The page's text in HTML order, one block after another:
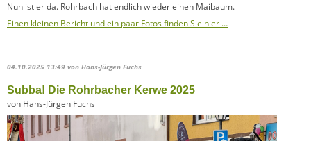
Nun ist er da. Rohrbach hat endlich wieder einen Maibaum.
Einen kleinen Bericht und ein paar Fotos finden Sie hier …
04.10.2025 13:49 von Hans-Jürgen Fuchs
Subba! Die Rohrbacher Kerwe 2025
von Hans-Jürgen Fuchs